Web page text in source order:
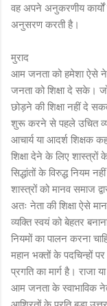
वह अपने अनुकरणीय कार्यों
अनुसरण करती है।
मुराद
आम जनता को हमेशा ऐसे
जनता को शिक्षा दे सके।
छोड़ने की शिक्षा नहीं दे
शुरू करने से पहले उचित
आचार्य या आदर्श शिक्षक
शिक्षा देने के लिए शास्त्रों
सिद्धांतों के विरुद्ध नियम
शास्त्रों को मानव समाज
अतः नेता की शिक्षा ऐसे
व्यक्ति स्वयं को बेहतर
नियमों का पालन करना
महान भक्तों के पदचिन्हों
प्रगति का मार्ग है। राजा
आम जनता के स्वाभाविक